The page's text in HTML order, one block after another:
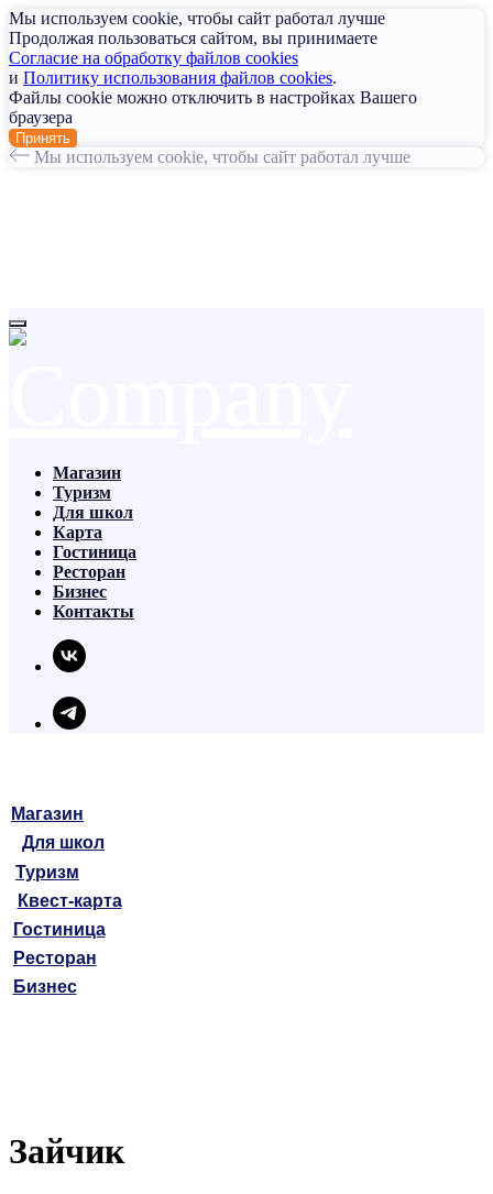
Мы используем cookie, чтобы сайт работал лучше
Продолжая пользоваться сайтом, вы принимаете
Согласие на обработку файлов cookies
и Политику использования файлов cookies.
Файлы cookie можно отключить в настройках Вашего
браузера
Принять
Мы используем cookie, чтобы сайт работал лучше
Магазин
Для школ
Туризм
Квест-карта
Гостиница
Ресторан
Бизнес
Магазин
Туризм
Для школ
Карта
Гостиница
Ресторан
Бизнес
Контакты
Зайчик